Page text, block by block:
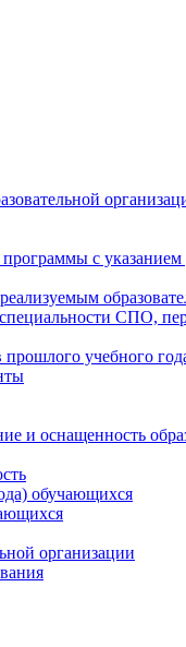
программы с
СПО,
прошлого учебного
и оснащенность
обучающихся
организации